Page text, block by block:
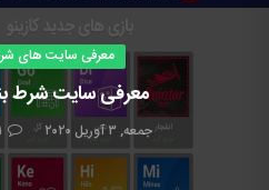
معرفی سایت های
معرفی سایت شرط
جمعه, ۳ آوریل ۲۰۲۰ ۱